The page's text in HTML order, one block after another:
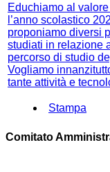
Educhiamo al
l’anno scolastico
proponiamo diversi
studiati in relazione
percorso di studio
Vogliamo
tante attività e
Stampa
Comitato